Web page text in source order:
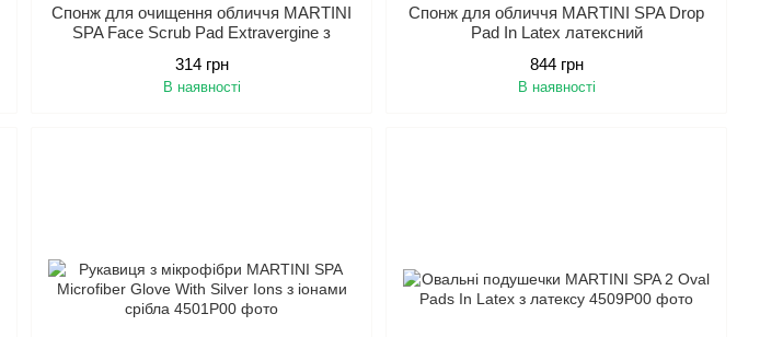
Спонж для очищення обличчя MARTINI
SPA Face Scrub Pad Extravergine з
314 грн
В наявності
Спонж для обличчя MARTINI SPA Drop
Pad In Latex латексний
844 грн
В наявності